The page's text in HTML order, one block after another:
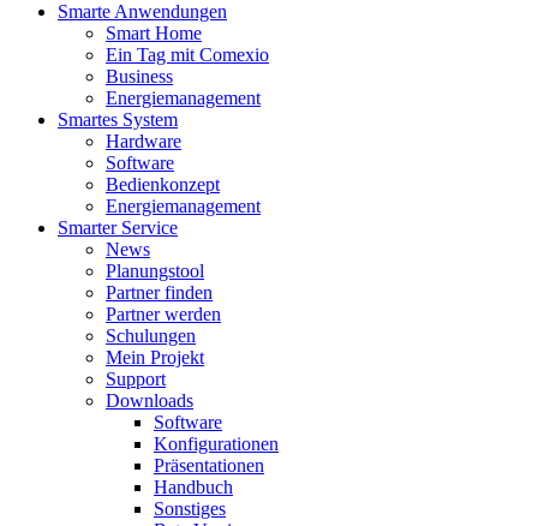
Smarte Anwendungen
Smart Home
Ein Tag mit Comexio
Business
Energiemanagement
Smartes System
Hardware
Software
Bedienkonzept
Energiemanagement
Smarter Service
News
Planungstool
Partner finden
Partner werden
Schulungen
Mein Projekt
Support
Downloads
Software
Konfigurationen
Präsentationen
Handbuch
Sonstiges